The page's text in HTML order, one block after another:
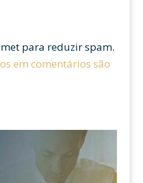
para reduzir spam.
em comentários são